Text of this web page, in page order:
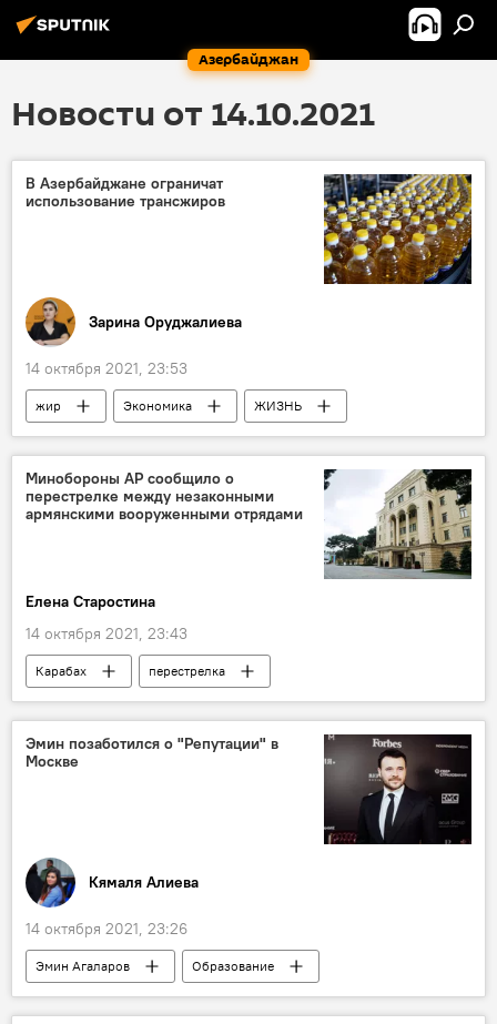
Азербайджан
Новости от 14.10.2021
В Азербайджане ограничат
использование трансжиров
Зарина Оруджалиева
14 октября 2021, 23:53
жир Экономика
ЖИЗНЬ
Здоровье
Агентство продовольственной безопасности АР
Азербайджан
Минобороны АР сообщило о
перестрелке между незаконными
армянскими вооруженными отрядами
Елена Старостина
14 октября 2021, 23:43
Карабах
перестрелка
Министерство обороны АР
Азербайджан
Эмин позаботился о "Репутации" в
Москве
Кямаля Алиева
14 октября 2021, 23:26
Эмин Агаларов
Образование
форум
Россия